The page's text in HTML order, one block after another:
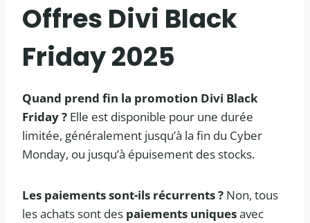
Offres Divi Black
Friday 2025
Quand prend fin la promotion Divi Black
Friday ? Elle est disponible pour une durée
limitée, généralement jusqu’à la fin du Cyber
Monday, ou jusqu’à épuisement des stocks.
Les paiements sont-ils récurrents ? Non, tous
les achats sont des paiements uniquesavec